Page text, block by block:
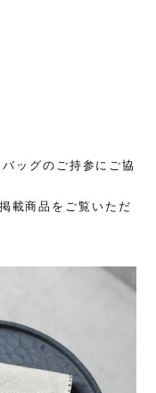
ッグのご持参にご協
掲載商品をご覧いただ